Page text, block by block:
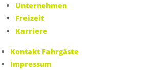
Unternehmen
Freizeit
Karriere
Kontakt Fahrgäste
Impressum